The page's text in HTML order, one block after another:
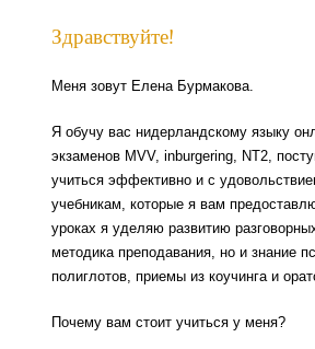
Здравствуйте!
Меня зовут Елена Бурмакова.
Я обучу вас нидерландскому языку
экзаменов MVV, inburgering, NT2,
учиться эффективно и с
учебникам, которые я вам
уроках я уделяю развитию
методика преподавания, но и знание
полиглотов, приемы из коучинга и
Почему вам стоит учиться у меня?